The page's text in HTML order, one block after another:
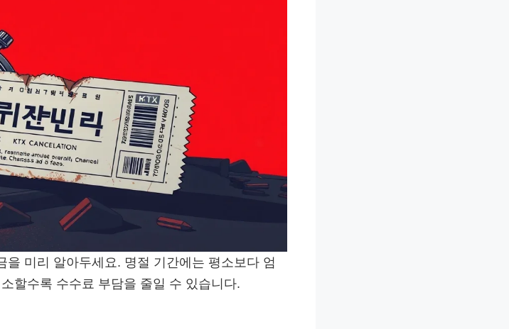
미리 알아두세요. 명절 기간에는 평소보다 엄
할수록 수수료 부담을 줄일 수 있습니다.